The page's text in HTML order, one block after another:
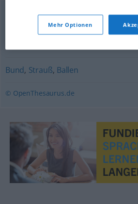
Knäuel
Bund, Strauß, Ballen
© OpenThesaurus.de
Mehr Optionen